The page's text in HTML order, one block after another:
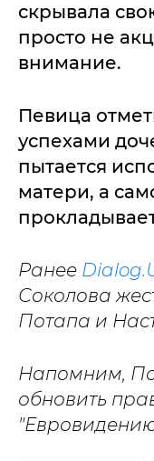
скрывала
просто не
внимание.
Певица
успехами
пытается
матери, а
Ранее
Соколова
Потапа и
Напомним,
обновить